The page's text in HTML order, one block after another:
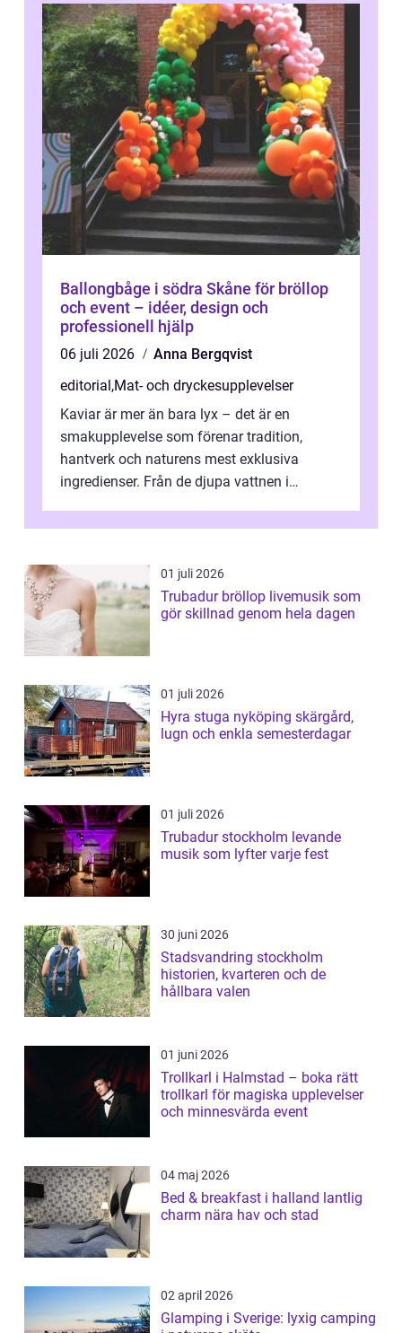
Ballongbåge i södra Skåne för bröllop
och event – idéer, design och
professionell hjälp
06 juli 2026
Anna Bergqvist
editorial,Mat- och dryckesupplevelser
Kaviar är mer än bara lyx – det är en
smakupplevelse som förenar tradition,
hantverk och naturens mest exklusiva
ingredienser. Från de djupa vattnen i
01 juli 2026
Trubadur bröllop livemusik som
gör skillnad genom hela dagen
01 juli 2026
Hyra stuga nyköping skärgård,
lugn och enkla semesterdagar
01 juli 2026
Trubadur stockholm levande
musik som lyfter varje fest
30 juni 2026
Stadsvandring stockholm
historien, kvarteren och de
hållbara valen
01 juni 2026
Trollkarl i Halmstad – boka rätt
trollkarl för magiska upplevelser
och minnesvärda event
04 maj 2026
Bed & breakfast i halland lantlig
charm nära hav och stad
02 april 2026
Glamping i Sverige: lyxig camping